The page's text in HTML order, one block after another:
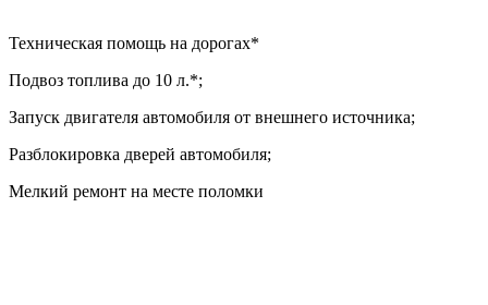
Техническая помощь на дорогах*
Подвоз топлива до 10 л.*;
Запуск двигателя автомобиля от внешнего источника;
Разблокировка дверей автомобиля;
Мелкий ремонт на месте поломки